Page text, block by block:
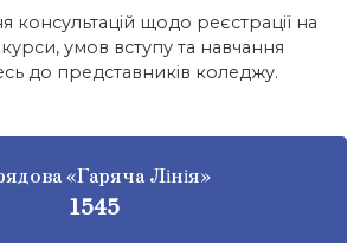
консультацій щодо реєстрації на
курси, умов вступу та навчання
до представників коледжу.
«Гаряча Лінія»
1545